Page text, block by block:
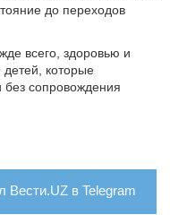
до переходов
всего, здоровью и
которые
без сопровождения
Вести.UZ в Telegram